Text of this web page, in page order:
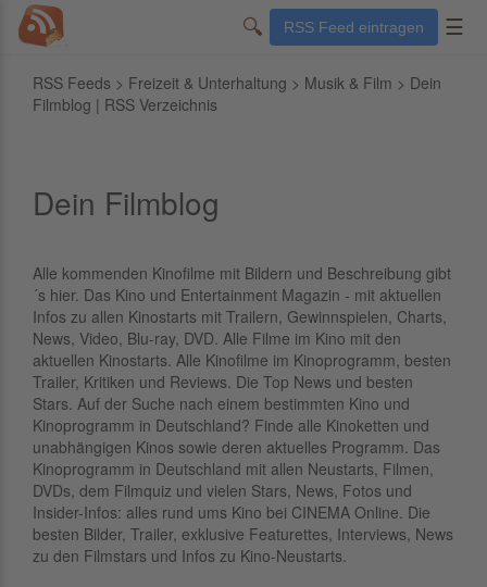
🔍 RSS Feed eintragen ☰
RSS Feeds > Freizeit & Unterhaltung > Musik & Film > Dein
Filmblog | RSS Verzeichnis
Dein Filmblog
Alle kommenden Kinofilme mit Bildern und Beschreibung gibt
´s hier. Das Kino und Entertainment Magazin - mit aktuellen
Infos zu allen Kinostarts mit Trailern, Gewinnspielen, Charts,
News, Video, Blu-ray, DVD. Alle Filme im Kino mit den
aktuellen Kinostarts. Alle Kinofilme im Kinoprogramm, besten
Trailer, Kritiken und Reviews. Die Top News und besten
Stars. Auf der Suche nach einem bestimmten Kino und
Kinoprogramm in Deutschland? Finde alle Kinoketten und
unabhängigen Kinos sowie deren aktuelles Programm. Das
Kinoprogramm in Deutschland mit allen Neustarts, Filmen,
DVDs, dem Filmquiz und vielen Stars, News, Fotos und
Insider-Infos: alles rund ums Kino bei CINEMA Online. Die
besten Bilder, Trailer, exklusive Featurettes, Interviews, News
zu den Filmstars und Infos zu Kino-Neustarts.